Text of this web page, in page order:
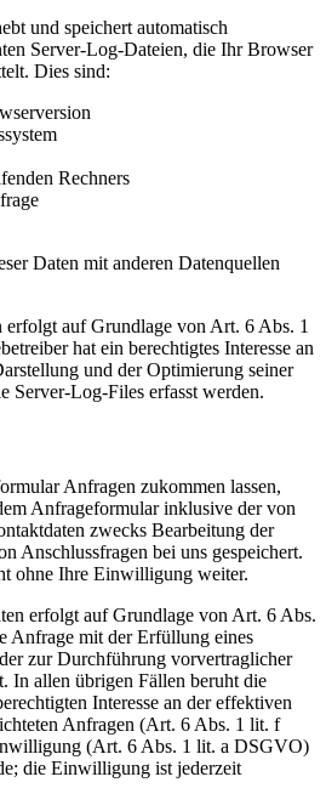
und speichert automatisch
Server-Log-Dateien, die Ihr Browser
Dies sind:
Rechners
Daten mit anderen Datenquellen
erfolgt auf Grundlage von Art. 6 Abs. 1
hat ein berechtigtes Interesse an
und der Optimierung seiner
Server-Log-Files erfasst werden.
Anfragen zukommen lassen,
Anfrageformular inklusive der von
zwecks Bearbeitung der
Anschlussfragen bei uns gespeichert.
ohne Ihre Einwilligung weiter.
erfolgt auf Grundlage von Art. 6 Abs.
Anfrage mit der Erfüllung eines
zur Durchführung vorvertraglicher
In allen übrigen Fällen beruht die
Interesse an der effektiven
Anfragen (Art. 6 Abs. 1 lit. f
(Art. 6 Abs. 1 lit. a DSGVO)
die Einwilligung ist jederzeit